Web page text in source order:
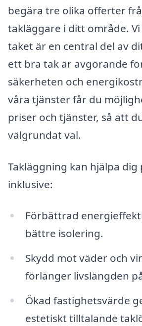
begära tre olika offerter
takläggare i ditt område.
taket är en central del av
ett bra tak är avgörande
säkerheten och
våra tjänster får du
priser och tjänster, så att
välgrundat val.
Takläggning kan hjälpa dig
inklusive:
Förbättrad
bättre isolering.
Skydd mot väder och
förlänger livslängden
Ökad fastighetsvärde
estetiskt tilltalande